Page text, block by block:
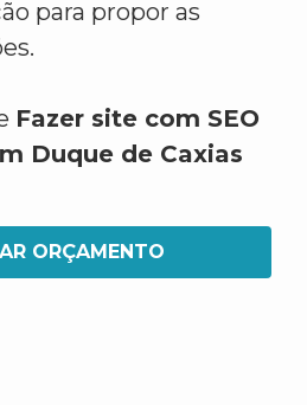
para propor as
Fazer site com SEO
Duque de Caxias
ORÇAMENTO